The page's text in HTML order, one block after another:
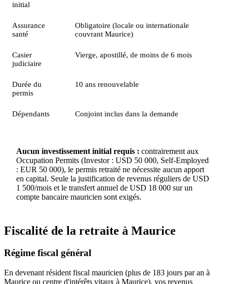
initial
Assurance
santé
Obligatoire (locale ou internationale
couvrant Maurice)
Casier
judiciaire
Vierge, apostillé, de moins de 6 mois
Durée du
permis
10 ans renouvelable
Dépendants Conjoint inclus dans la demande
Aucun investissement initial requis : contrairement aux
Occupation Permits (Investor : USD 50 000, Self-Employed
: EUR 50 000), le permis retraité ne nécessite aucun apport
en capital. Seule la justification de revenus réguliers de USD
1 500/mois et le transfert annuel de USD 18 000 sur un
compte bancaire mauricien sont exigés.
Fiscalité de la retraite à Maurice
Régime fiscal général
En devenant résident fiscal mauricien (plus de 183 jours par an à
Maurice ou centre d'intérêts vitaux à Maurice), vos revenus